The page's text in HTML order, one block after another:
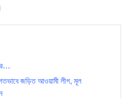
জড়িত আওয়ামী লীগ, মূল